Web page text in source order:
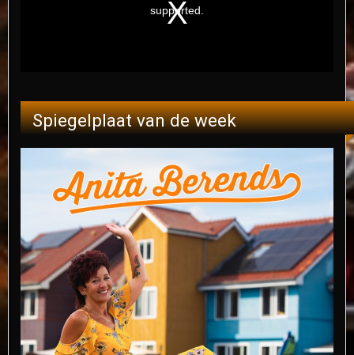
Spiegelplaat van de week